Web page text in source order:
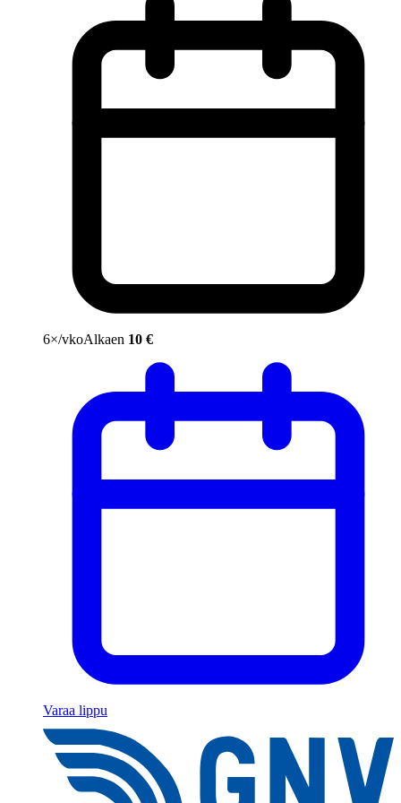
6×/vkoAlkaen 10 €
Varaa lippu